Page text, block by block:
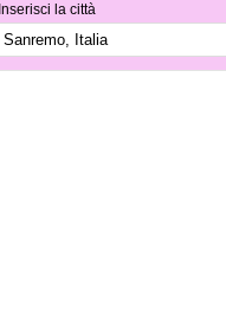
Inserisci la città